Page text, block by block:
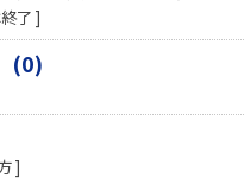
了 ]
(0)
]